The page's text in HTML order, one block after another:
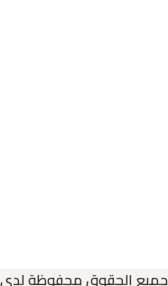
جميع الحقوق محفوظة لدى LETA Store